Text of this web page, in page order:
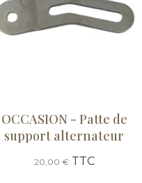
OCCASION - Patte de
support alternateur
20,00 €TTC